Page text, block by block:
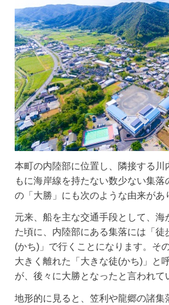
本町の内陸部に位置し、隣接する川
もに海岸線を持たない数少ない集落
の「大勝」にも次のような由来があ
元来、船を主な交通手段として、海
た頃に、内陸部にある集落には「徒
(かち)」で行くことになります。そ
大きく離れた「大きな徒(かち)」と
が、後々に大勝となったと言われて
地形的に見ると、笠利や龍郷の諸集